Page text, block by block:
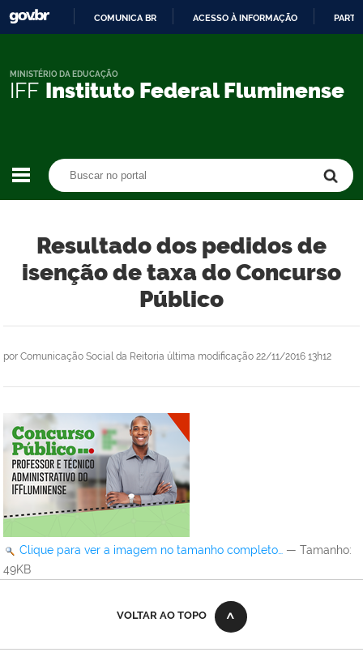
CONTEÚDO
COMUNICA BR ACESSO À INFORMAÇÃO
IFF Instituto Federal Fluminense
MINISTÉRIO DA EDUCAÇÃO
Resultado dos pedidos de
isenção de taxa do Concurso
Público
por Comunicação Social da Reitoria última modificação 22/11/2016 13h12
Clique para ver a imagem no tamanho completo… — Tamanho:
49KB
VOLTAR AO TOPO